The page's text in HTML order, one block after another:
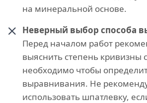
на минеральной основе.
Неверный выбор способа
Перед началом работ
выяснить степень кривизны
необходимо чтобы
выравнивания. Не
использовать шпатлевку,